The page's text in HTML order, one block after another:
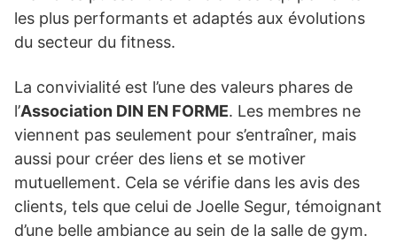
les plus performants et adaptés aux évolutions
du secteur du fitness.
La convivialité est l’une des valeurs phares de
l’Association DIN EN FORME. Les membres ne
viennent pas seulement pour s’entraîner, mais
aussi pour créer des liens et se motiver
mutuellement. Cela se vérifie dans les avis des
clients, tels que celui de Joelle Segur, témoignant
d’une belle ambiance au sein de la salle de gym.